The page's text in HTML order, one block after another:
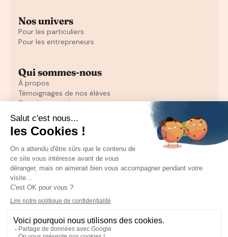
Nos univers
Pour les particuliers
Pour les entrepreneurs
Qui sommes-nous
À propos
Témoignages de nos élèves
Témoignages d'entrepreneurs
Découvrir
Notre initiation au closing offerte
Notre formation en closing
Toutes nos ressources pour les particuliers
Recruter un sales
Toutes les ressources pour les entrepreneurs